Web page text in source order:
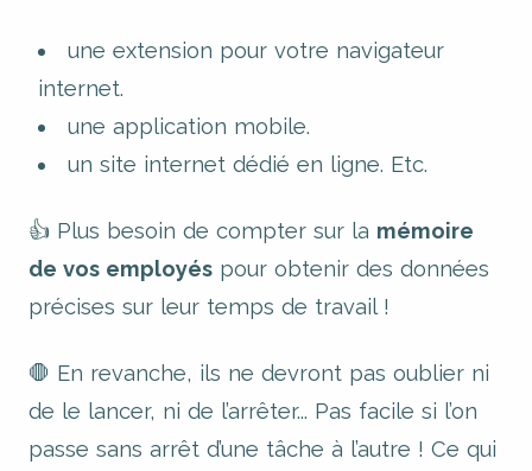
une extension pour votre navigateur
internet.
une application mobile.
un site internet dédié en ligne. Etc.
👍 Plus besoin de compter sur la mémoire
de vos employés pour obtenir des données
précises sur leur temps de travail !
🛑 En revanche, ils ne devront pas oublier ni
de le lancer, ni de l’arrêter... Pas facile si l’on
passe sans arrêt d’une tâche à l’autre ! Ce qui